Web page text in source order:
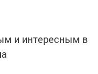
и интересным в